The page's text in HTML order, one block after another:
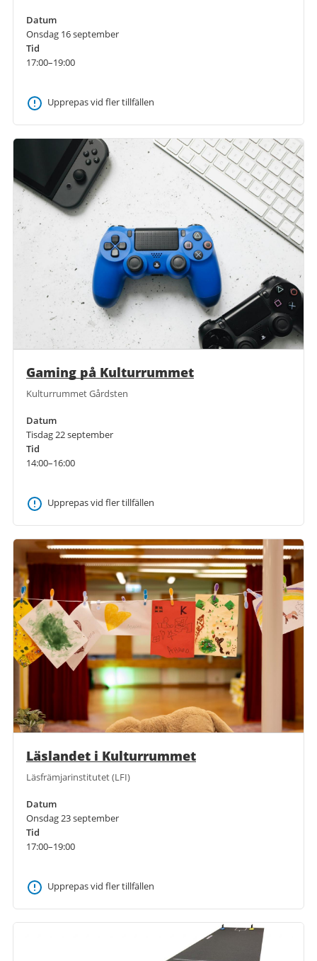
Datum
Onsdag 16 september
Tid
17:00–19:00
Upprepas vid fler tillfällen
Gaming på Kulturrummet
Kulturrummet Gårdsten
Datum
Tisdag 22 september
Tid
14:00–16:00
Upprepas vid fler tillfällen
Läslandet i Kulturrummet
Läsfrämjarinstitutet (LFI)
Datum
Onsdag 23 september
Tid
17:00–19:00
Upprepas vid fler tillfällen